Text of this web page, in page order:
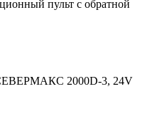
пульт с обратной
2000D-3, 24V